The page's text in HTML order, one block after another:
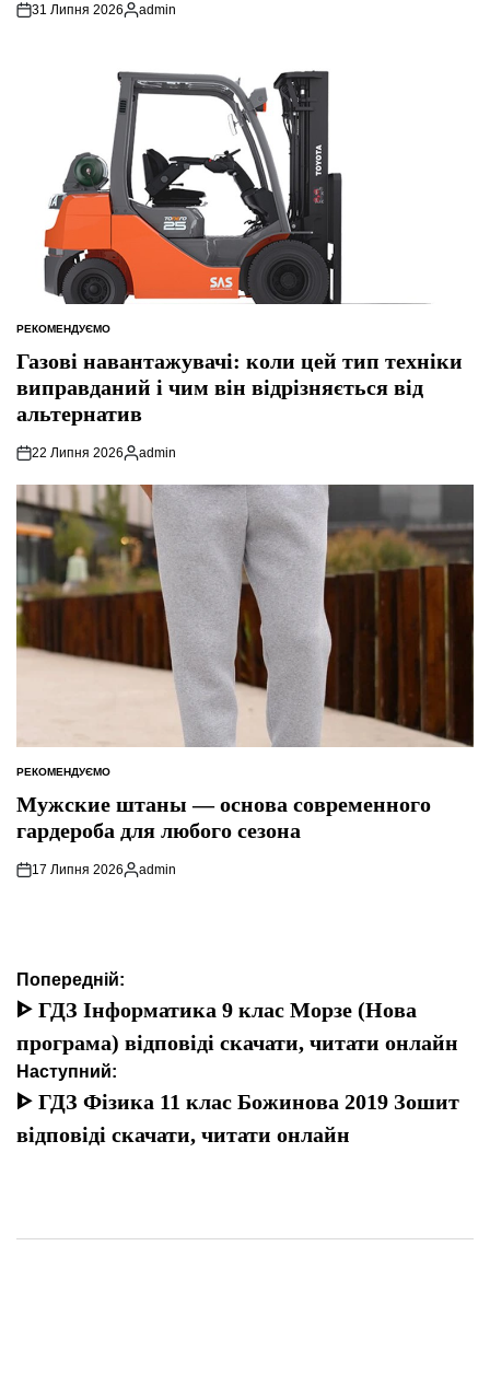
31 Липня 2026
Опубліковано
admin
ОПУБЛІКУВАТИ
РЕКОМЕНДУЄМО
Газові навантажувачі: коли цей тип техніки
виправданий і чим він відрізняється від
альтернатив
22 Липня 2026
Опубліковано
admin
ОПУБЛІКУВАТИ
РЕКОМЕНДУЄМО
Мужские штаны — основа современного
гардероба для любого сезона
17 Липня 2026
Опубліковано
admin
Навігація
записів
Попередній:
ᐈ ГДЗ Інформатика 9 клас Морзе (Нова
програма) відповіді скачати, читати онлайн
Наступний:
ᐈ ГДЗ Фізика 11 клас Божинова 2019 Зошит
відповіді скачати, читати онлайн